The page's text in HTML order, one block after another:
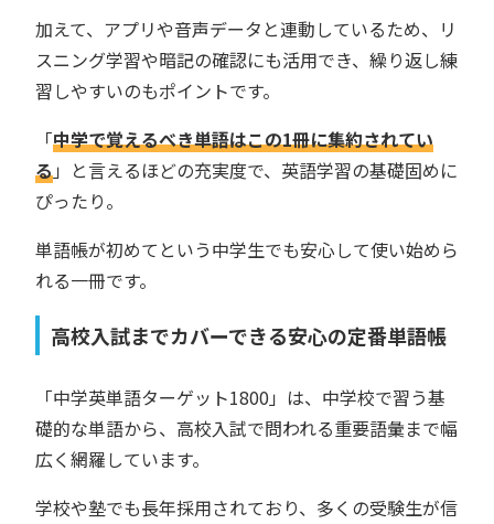
加えて、アプリや音声データと連動しているため、リ
スニング学習や暗記の確認にも活用でき、繰り返し練
習しやすいのもポイントです。
「中学で覚えるべき単語はこの1冊に集約されてい
る」と言えるほどの充実度で、英語学習の基礎固めに
ぴったり。
単語帳が初めてという中学生でも安心して使い始めら
れる一冊です。
高校入試までカバーできる安心の定番単語帳
「中学英単語ターゲット1800」は、中学校で習う基
礎的な単語から、高校入試で問われる重要語彙まで幅
広く網羅しています。
学校や塾でも長年採用されており、多くの受験生が信